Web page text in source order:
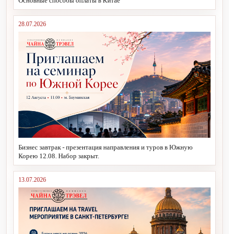
28.07.2026
Бизнес завтрак - презентация направления и туров в Южную
Корею 12.08. Набор закрыт.
13.07.2026